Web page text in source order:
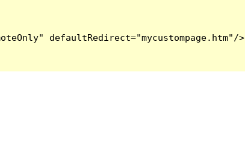
defaultRedirect="mycustompage.htm"/>